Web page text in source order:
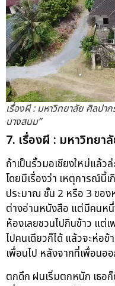
เรื่องผี : มหาวิทยาลัย ศิลปา
นางสนม”
7. เรื่องผี : มหาวิทยา
ถ้าเป็นรั้วมอเชียงใหม่แล้วล่
โดยมีเรื่องว่า เหตุการณ์นี้
ประมาณ ชั้น 2 หรือ 3 ขอ
ต่างอ่านหนังสือ แต่มีคนห
ห้องเลยชวนไปกินข้าว แต่เ
ไปคนเดียวก็ได้ แล้วจะห่อ
เพื่อนไป หลังจากที่เพื่อนอ
ตกดึก ฝนเริ่มตกหนัก เธอ